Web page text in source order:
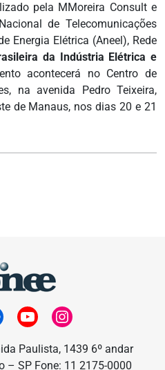
pela MMoreira Consult e
de Telecomunicações
Energia Elétrica (Aneel), Rede
da Indústria Elétrica e
acontecerá no Centro de
na avenida Pedro Teixeira,
de Manaus, nos dias 20 e 21
Paulista, 1439 6º andar
– SP Fone: 11 2175-0000